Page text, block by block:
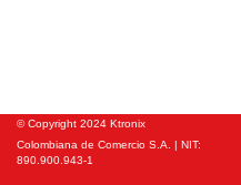
© Copyright 2024 Ktronix
Colombiana de Comercio S.A. | NIT:
890.900.943-1